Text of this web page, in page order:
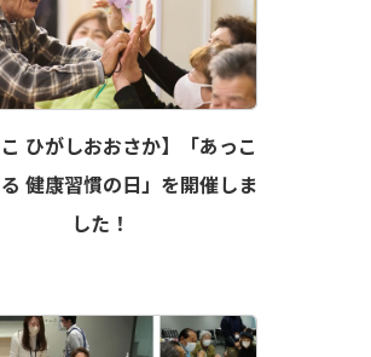
こ ひがしおおさか】「あっこ
健康習慣の日」を開催しま
した！